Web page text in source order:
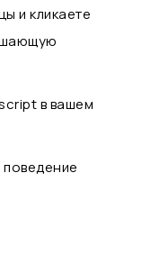
и кликаете
в вашем